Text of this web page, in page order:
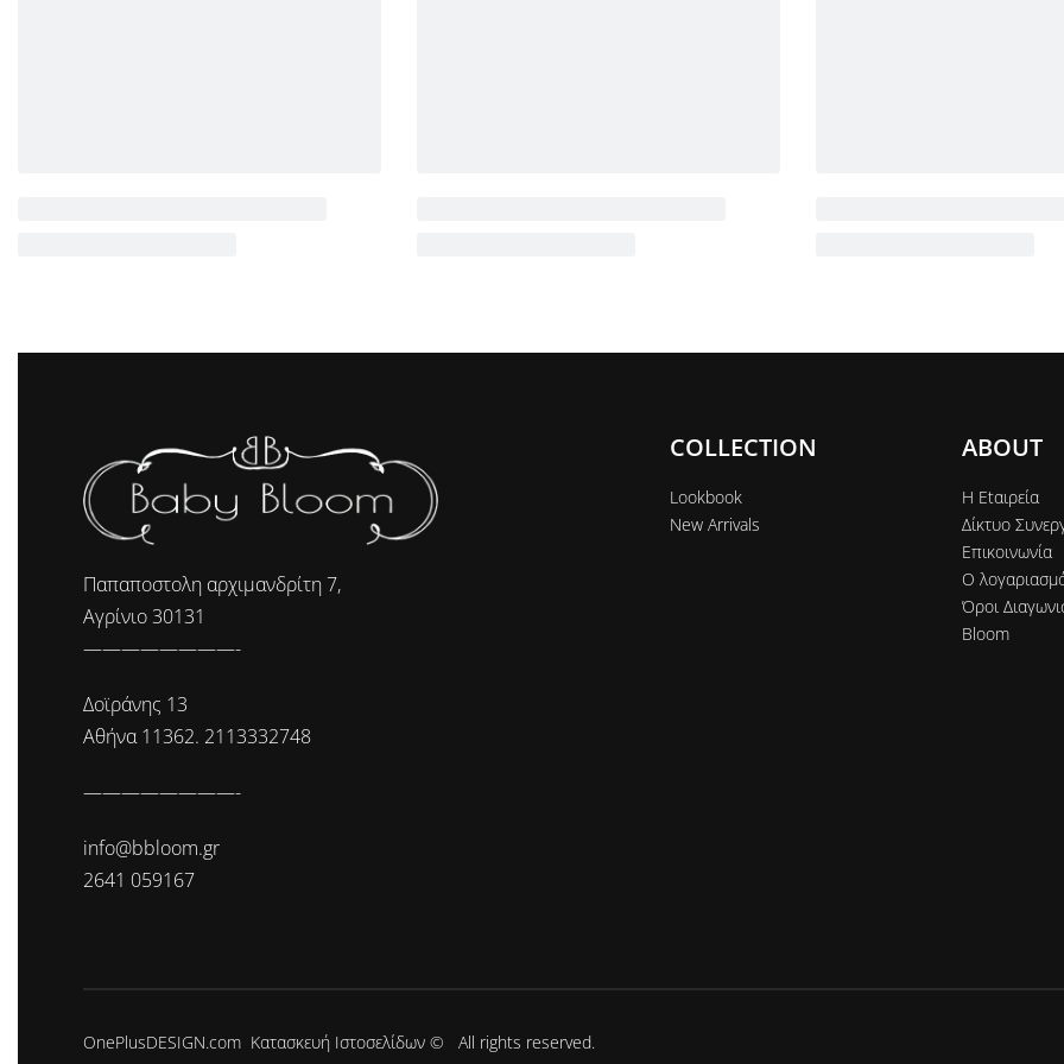
Παπαποστολη αρχιμανδρίτη 7,
Αγρίνιο 30131
————————-
Δοϊράνης 13
Αθήνα 11362. 2113332748
————————-
info@bbloom.gr
2641 059167
COLLECTION
Lookbook
New Arrivals
ABOUT
Η Εtαιρεία
Δίκτυο
Επικοινωνία
Ο
Όροι
Bloom
OnePlusDESIGN.com Κατασκευή Ιστοσελίδων © All rights reserved.